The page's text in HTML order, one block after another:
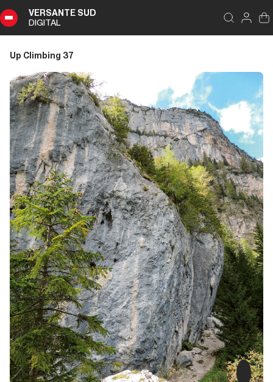
VERSANTE SUD
DIGITAL
Indice
Climbing
37
Sommario
Editoriale
Editoriale
La
Marmolada
e gli ultimi
cavalieri
Jedi…
Dal passato al presente
Dal passato al presente
DIGITAL
Up Climbing 37